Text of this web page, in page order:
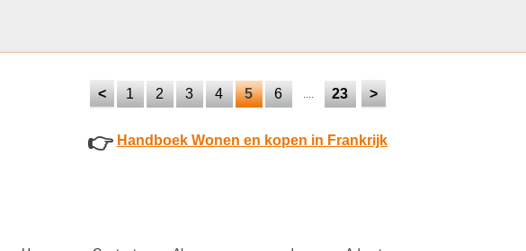
< 1 2 3 4 5 6 .... 23 >
👉 Handboek Wonen en kopen in Frankrijk